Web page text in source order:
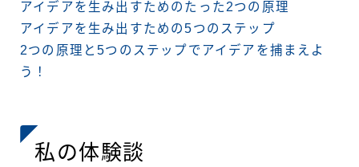
アイデアを生み出すためのたった2つの原理
アイデアを生み出すための5つのステップ
2つの原理と5つのステップでアイデアを捕まえよ
う！
私の体験談